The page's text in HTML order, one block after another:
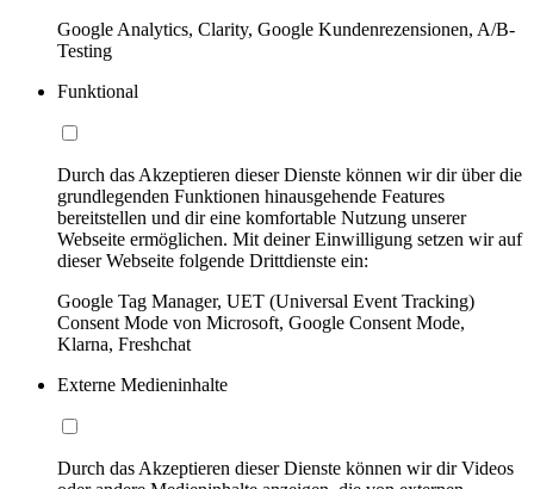
Google Analytics, Clarity, Google Kundenrezensionen, A/B-
Testing
Funktional
Durch das Akzeptieren dieser Dienste können wir dir über die
grundlegenden Funktionen hinausgehende Features
bereitstellen und dir eine komfortable Nutzung unserer
Webseite ermöglichen. Mit deiner Einwilligung setzen wir auf
dieser Webseite folgende Drittdienste ein:
Google Tag Manager, UET (Universal Event Tracking)
Consent Mode von Microsoft, Google Consent Mode,
Klarna, Freshchat
Externe Medieninhalte
Durch das Akzeptieren dieser Dienste können wir dir Videos